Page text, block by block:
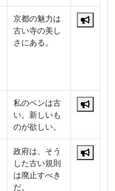
京都の魅力は
古い寺の美し
さにある。
私のペンは古
い。新しいも
のが欲しい。
政府は、そう
した古い規則
は廃止すべき
だ。